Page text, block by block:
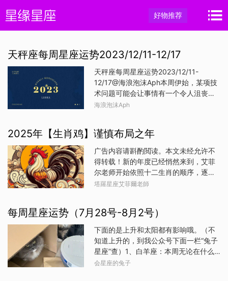
好物推荐
天秤座每周星座运势2023/12/11-12/17
天秤座每周星座运势2023/12/11-
12/17@海浪泡沫Aph本周伊始，某项技
术问题可能会让事情有一个令人沮丧的
开始。这可能是一个简单的连接问题，
果你不把问题变得比你想象的还要严
重，就有可能很快找到解决办法。本周
你可能会陷入共同朋友之间的争论。他
们每一方都可能会催你选边站，但亲爱
的天秤，在你说出任何选择之前，最好
先全面地听一下他们的想法。无论你最
某种程度上的冲突。不过要是你能温和
在你的角度看待问题。本周，你可能有
机会通过一个即将到来的机会来提升你
的财运。可能是一份副业，也可能是更
重要的事情，但只要你坚持到底，就会
海浪泡沫Aph
2025年【生肖鸡】谨慎布局之年
广告内容请斟酌閲读。本文未经允许不
得转载！新的年度已经悄然来到，艾菲
尔老师开始依照十二生肖的顺序，逐一
为大家揭晓每个生肖的年度运势。在这
康，各种运势都会有不同的变化与波
动。老师的解读将为你提供宝贵的指
引。无论是顺风顺水，还是遇到一些挑
战，了解自己在2025年的整体运势，将
帮助你提前做好准备，把握机会，避开
潜在的风险，迎接一个充满幸福与成就
塔羅星座艾菲爾老師
每周星座运势（7月28号-8月2号）
下面的是上升和太阳都有影响哦。（不
知道上升的，到我公众号下面一栏“兔子
星座”查）1、白羊座：本周无论在什么
事情上，都可以主动一些，不要总是被
会星座的兔子